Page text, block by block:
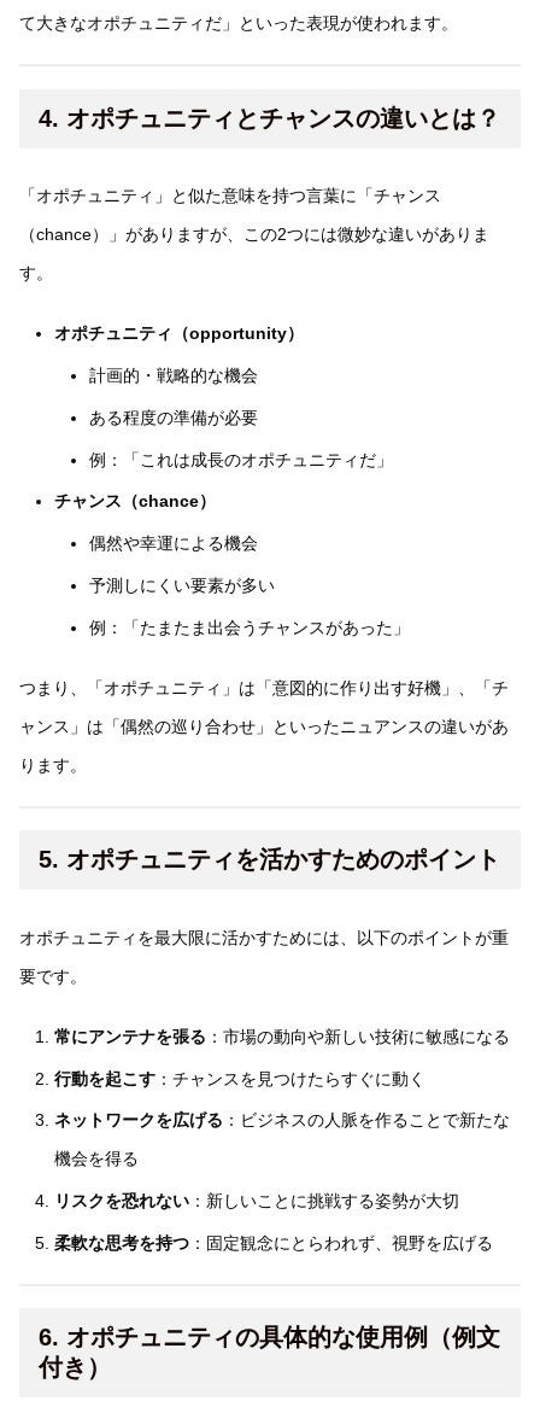
て大きなオポチュニティだ」といった表現が使われます。
4. オポチュニティとチャンスの違いとは？
「オポチュニティ」と似た意味を持つ言葉に「チャンス
（chance）」がありますが、この2つには微妙な違いがありま
す。
オポチュニティ（opportunity）
計画的・戦略的な機会
ある程度の準備が必要
例：「これは成長のオポチュニティだ」
チャンス（chance）
偶然や幸運による機会
予測しにくい要素が多い
例：「たまたま出会うチャンスがあった」
つまり、「オポチュニティ」は「意図的に作り出す好機」、「チ
ャンス」は「偶然の巡り合わせ」といったニュアンスの違いがあ
ります。
5. オポチュニティを活かすためのポイント
オポチュニティを最大限に活かすためには、以下のポイントが重
要です。
常にアンテナを張る ：市場の動向や新しい技術に敏感になる
行動を起こす：チャンスを見つけたらすぐに動く
ネットワークを広げる ：ビジネスの人脈を作ることで新たな
機会を得る
リスクを恐れない：新しいことに挑戦する姿勢が大切
柔軟な思考を持つ：固定観念にとらわれず、視野を広げる
6. オポチュニティの具体的な使用例（例文
付き）